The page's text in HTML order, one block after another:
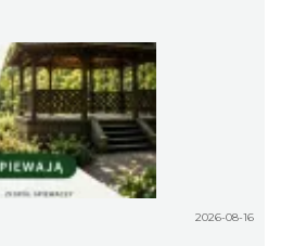
2026-08-16